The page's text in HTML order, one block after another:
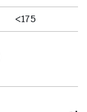
<175